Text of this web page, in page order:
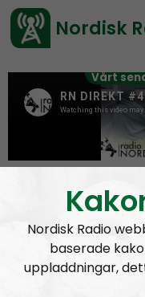
Vårt
Nordisk
Nordisk Radio
baserade
uppladdningar,